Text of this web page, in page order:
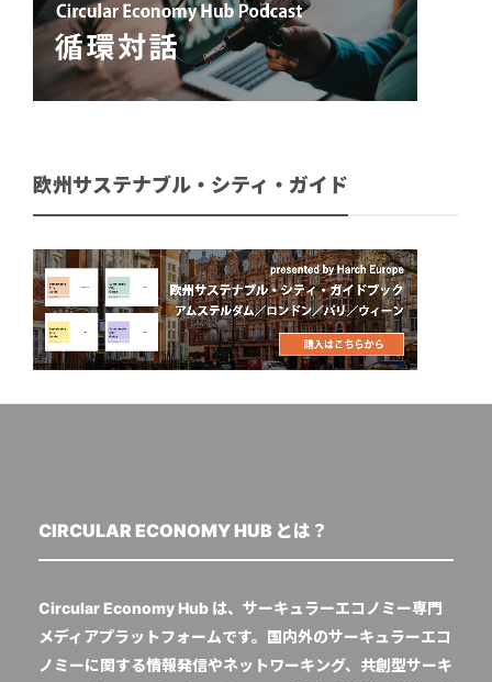
欧州サステナブル・シティ・ガイド
CIRCULAR ECONOMY HUB とは？
Circular Economy Hub は、サーキュラーエコノミー専門
メディアプラットフォームです。国内外のサーキュラーエコ
ノミーに関する情報発信やネットワーキング、共創型サーキ